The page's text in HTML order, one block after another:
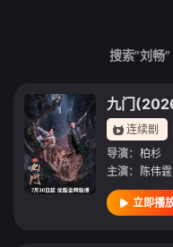
搜索"刘畅"
九门
连续剧
导演： 柏杉
主演：
陈伟霆
立即播